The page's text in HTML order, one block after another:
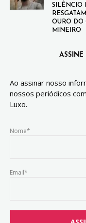
SILÊNCIO
OURO DO
MINEIRO
ASSINE
Ao assinar nosso
nossos periódicos
Luxo.
Nome*
Email*